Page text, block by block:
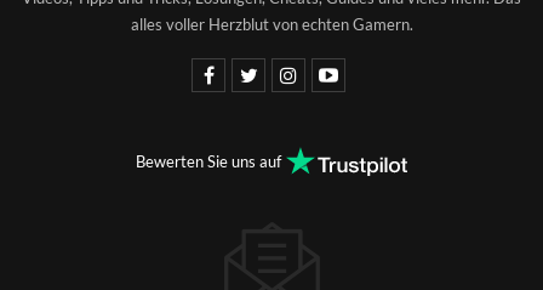
alles voller Herzblut von echten Gamern.
Bewerten Sie uns auf